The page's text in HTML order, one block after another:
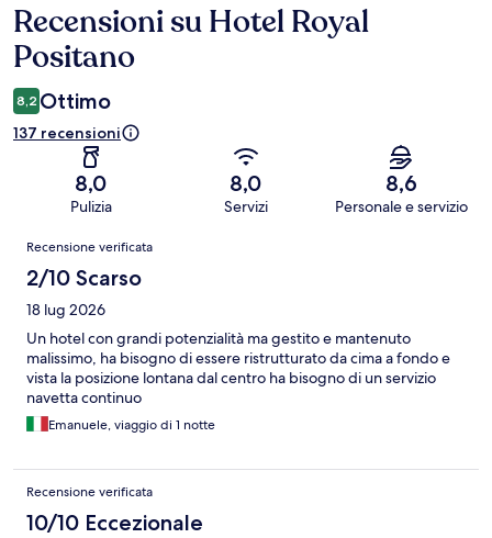
Recensioni
Recensioni su Hotel Royal
Positano
8,2 Ottimo
137 recensioni
8,0
Pulizia
8,0
Servizi
8,6
Personale e servizio
Recensioni
Recensione verificata
2/10 Scarso
18 lug 2026
Un hotel con grandi potenzialità ma gestito e mantenuto
malissimo, ha bisogno di essere ristrutturato da cima a fondo e
vista la posizione lontana dal centro ha bisogno di un servizio
navetta continuo
Emanuele, viaggio di 1 notte
Recensione verificata
10/10 Eccezionale